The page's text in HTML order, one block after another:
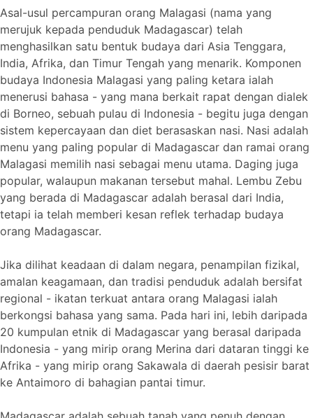
Asal-usul percampuran orang Malagasi (nama yang
merujuk kepada penduduk Madagascar) telah
menghasilkan satu bentuk budaya dari Asia Tenggara,
India, Afrika, dan Timur Tengah yang menarik. Komponen
budaya Indonesia Malagasi yang paling ketara ialah
menerusi bahasa - yang mana berkait rapat dengan dialek
di Borneo, sebuah pulau di Indonesia - begitu juga dengan
sistem kepercayaan dan diet berasaskan nasi. Nasi adalah
menu yang paling popular di Madagascar dan ramai orang
Malagasi memilih nasi sebagai menu utama. Daging juga
popular, walaupun makanan tersebut mahal. Lembu Zebu
yang berada di Madagascar adalah berasal dari India,
tetapi ia telah memberi kesan reflek terhadap budaya
orang Madagascar.
Jika dilihat keadaan di dalam negara, penampilan fizikal,
amalan keagamaan, dan tradisi penduduk adalah bersifat
regional - ikatan terkuat antara orang Malagasi ialah
berkongsi bahasa yang sama. Pada hari ini, lebih daripada
20 kumpulan etnik di Madagascar yang berasal daripada
Indonesia - yang mirip orang Merina dari dataran tinggi ke
Afrika - yang mirip orang Sakawala di daerah pesisir barat
ke Antaimoro di bahagian pantai timur.